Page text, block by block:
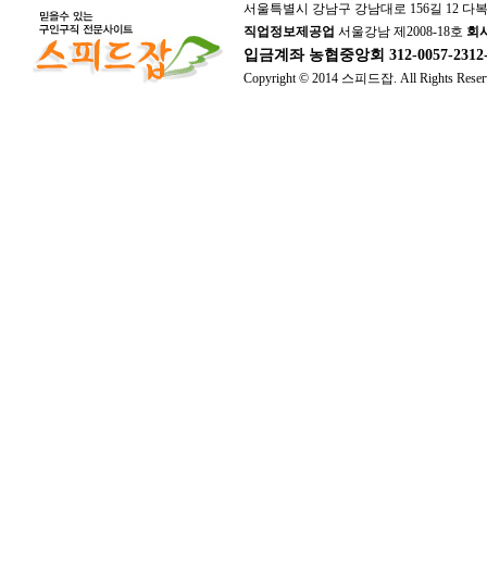
서울특별시 강남구 강남대로 156길 12 다
직업정보제공업 서울강남 제2008-18호 회
입금계좌 농협중앙회 312-0057-
Copyright © 2014 스피드잡. All Rights